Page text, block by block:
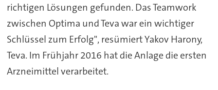
richtigen Lösungen gefunden. Das Teamwork
zwischen Optima und Teva war ein wichtiger
Schlüssel zum Erfolg", resümiert Yakov Harony,
Teva. Im Frühjahr 2016 hat die Anlage die ersten
Arzneimittel verarbeitet.